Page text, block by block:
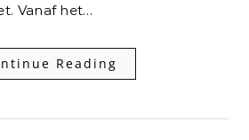
Vanaf het…
Reading